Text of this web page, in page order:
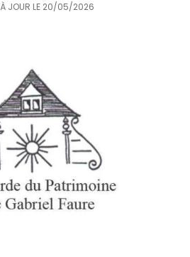
JOUR LE 20/05/2026